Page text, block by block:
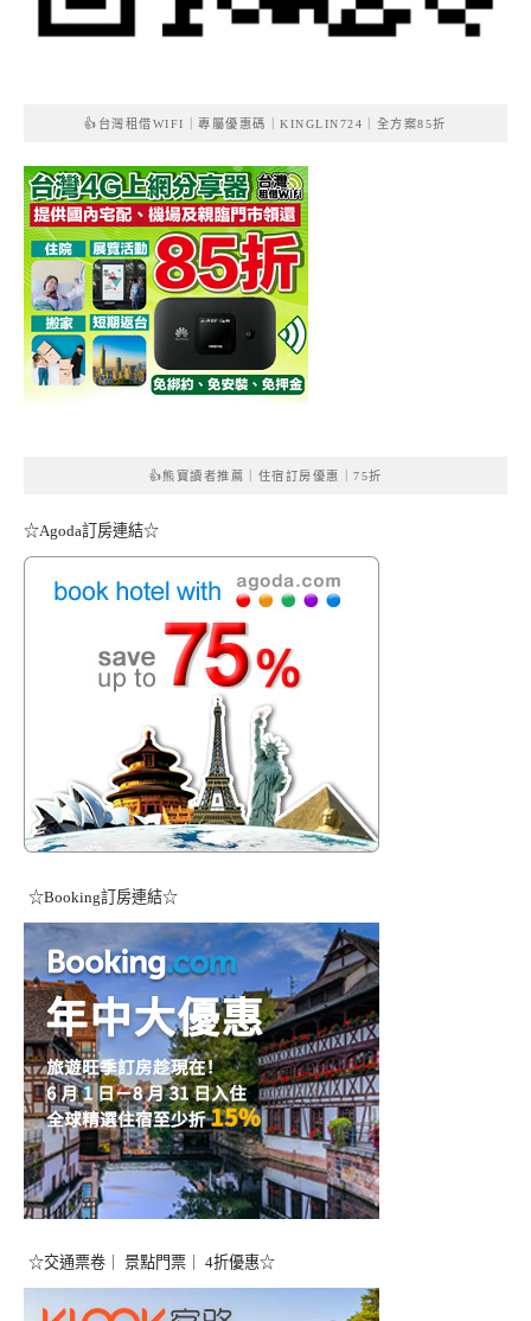
👍台灣租借WIFI｜專屬優惠碼｜KINGLIN724｜全方案85折
👍熊寶讀者推薦｜住宿訂房優惠｜75折
☆Agoda訂房連結☆
☆Booking訂房連結☆
☆交通票卷｜ 景點門票｜ 4折優惠☆